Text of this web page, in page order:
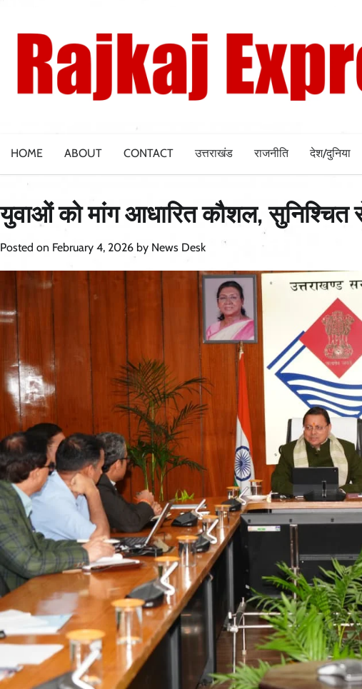
content
HOME ABOUT CONTACT उत्तराखंड राजनीति देश/दुनिया
युवाओं को मांग आधारित कौशल, सुनिश्चित
Posted on February 4, 2026 by News Desk